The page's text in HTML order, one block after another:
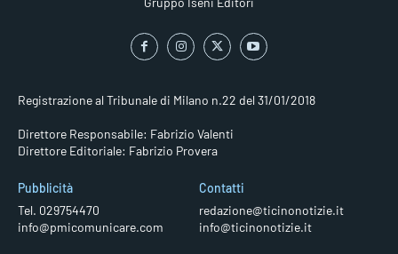
Registrazione al Tribunale di Milano n.22 del 31/01/2018
Direttore Responsabile: Fabrizio Valenti
Direttore Editoriale: Fabrizio Provera
Pubblicità
Tel. 029754470
info@pmicomunicare.com
Contatti
redazione@ticinonotizie.it
info@ticinonotizie.it